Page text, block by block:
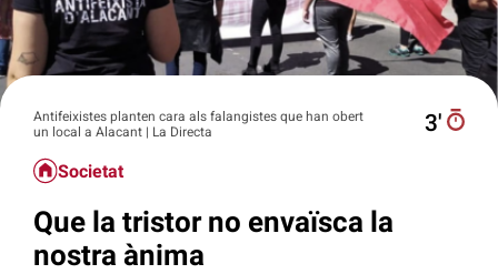
Antifeixistes planten cara als falangistes que han obert
un local a Alacant | La Directa
3′
Societat
Que la tristor no envaïsca la
nostra ànima